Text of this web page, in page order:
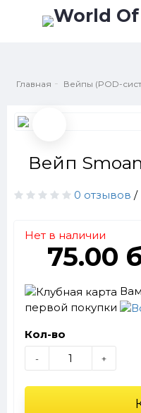
Главная Вейпы (POD-
Вейп
0 отзывов /
Нет в наличии
75.00
первой покупки
Кол-во
- +